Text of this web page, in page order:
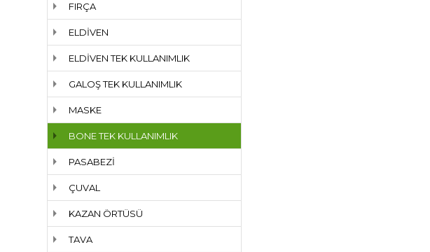
FIRÇA
ELDİVEN
ELDİVEN TEK KULLANIMLIK
GALOŞ TEK KULLANIMLIK
MASKE
BONE TEK KULLANIMLIK
PASABEZİ
ÇUVAL
KAZAN ÖRTÜSÜ
TAVA